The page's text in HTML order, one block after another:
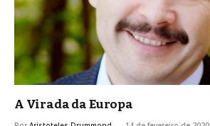
A Virada da Europa